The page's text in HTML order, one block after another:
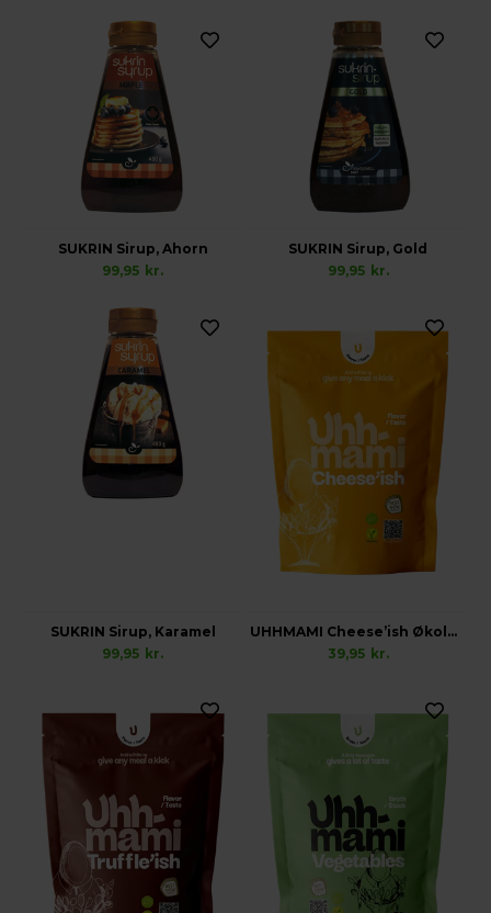
SUKRIN Sirup, Ahorn
99,95 kr.
SUKRIN Sirup, Gold
99,95 kr.
SUKRIN Sirup, Karamel
99,95 kr.
UHHMAMI Cheese’ish Økologisk
39,95 kr.